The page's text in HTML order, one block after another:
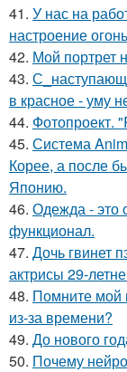
41. У нас на
настроение
42. Мой портрет
43.
в красное - уму
44. Фотопроект.
45. Система
Корее, а после
Японию.
46. Одежда - это
функционал.
47. Дочь гвинет
актрисы 29-
48. Помните мой
из-за времени?
49. До нового
50. Почему